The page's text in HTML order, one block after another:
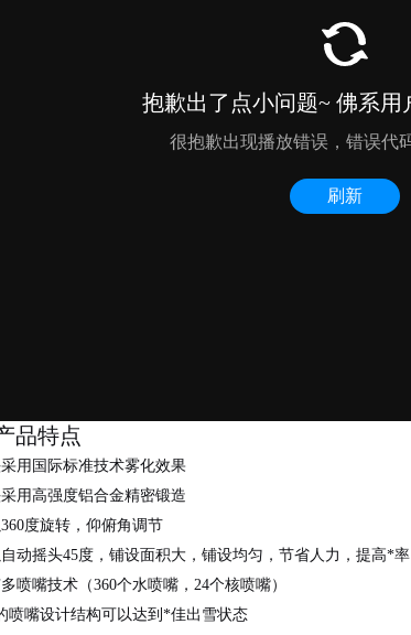
品特点
用国际标准技术雾化效果
用高强度铝合金精密锻造
度旋转，仰俯角调节
动摇头45度，铺设面积大，铺设均匀，节省人力，提高*率
喷嘴技术（360个水喷嘴，24个核喷嘴）
喷嘴设计结构可以达到*佳出雪状态